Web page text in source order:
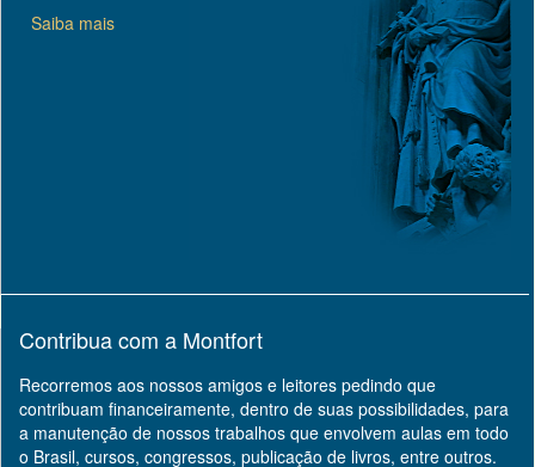
Saiba mais
Contribua com a Montfort
Recorremos aos nossos amigos e leitores pedindo que
contribuam financeiramente, dentro de suas possibilidades, para
a manutenção de nossos trabalhos que envolvem aulas em todo
o Brasil, cursos, congressos, publicação de livros, entre outros.